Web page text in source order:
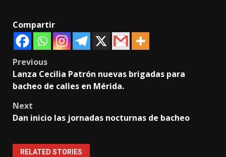
Compartir
Post
navigation
Previous
Lanza Cecilia Patrón nuevas brigadas para
bacheo de calles en Mérida.
Next
Dan inicio las jornadas nocturnas de bacheo
RELATED STORIES